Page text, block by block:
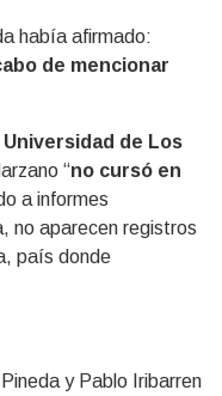
había afirmado:
de mencionar
Universidad de Los
“no cursó en
a informes
no aparecen registros
país donde
y Pablo Iribarren